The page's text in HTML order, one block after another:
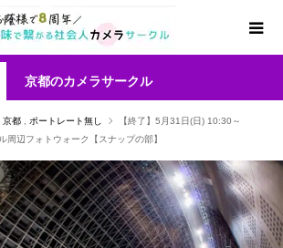
京都のカメラサークル
京都 ポートレート無し
【終了】5月31日(日) 10:30～
周辺フォトウォーク【スナップの部】